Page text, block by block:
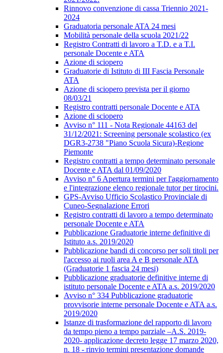
Rinnovo convenzione di cassa Triennio 2021-
2024
Graduatoria personale ATA 24 mesi
Mobilità personale della scuola 2021/22
Registro Contratti di lavoro a T.D. e a T.I.
personale Docente e ATA
Azione di sciopero
Graduatorie di Istituto di III Fascia Personale
ATA
Azione di sciopero prevista per il giorno
08/03/21
Registro contratti personale Docente e ATA
Azione di sciopero
Avviso n° 111 - Nota Regionale 44163 del
31/12/2021: Screening personale scolastico (ex
DGR3-2738 "Piano Scuola Sicura)-Regione
Piemonte
Registro contratti a tempo determinato personale
Docente e ATA dal 01/09/2020
Avviso n° 6 Apertura termini per l'aggiornamento
e l'integrazione elenco regionale tutor per tirocini.
GPS-Avviso Ufficio Scolastico Provinciale di
Cuneo-Segnalazione Errori
Registro contratti di lavoro a tempo determinato
personale Docente e ATA
Pubblicazione Graduatorie interne definitive di
Istituto a.s. 2019/2020
Pubblicazione bandi di concorso per soli titoli per
l'accesso ai ruoli area A e B personale ATA
(Graduatorie 1 fascia 24 mesi)
Pubblicazione graduatorie definitive interne di
istituto personale Docente e ATA a.s. 2019/2020
Avviso n° 334 Pubblicazione graduatorie
provvisorie interne personale Docente e ATA a.s.
2019/2020
Istanze di trasformazione del rapporto di lavoro
da tempo pieno a tempo parziale –A.S. 2019-
2020- applicazione decreto legge 17 marzo 2020,
n. 18 - rinvio termini presentazione domande